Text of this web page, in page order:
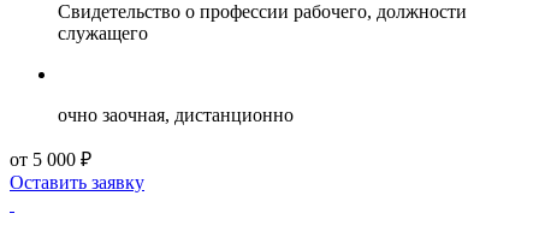
Свидетельство о профессии рабочего, должности
служащего
очно заочная, дистанционно
от 5 000 ₽
Оставить заявку